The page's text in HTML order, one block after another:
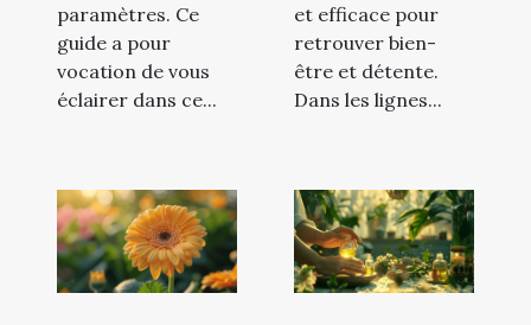
paramètres. Ce
guide a pour
vocation de vous
éclairer dans ce...
et efficace pour
retrouver bien-
être et détente.
Dans les lignes...